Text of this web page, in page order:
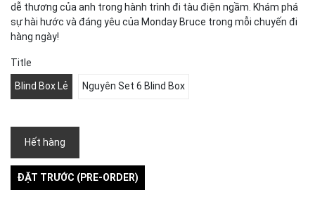
dễ thương của anh trong hành trình đi tàu điện ngầm. Khám phá
sự hài hước và đáng yêu của Monday Bruce trong mỗi chuyến đi
hàng ngày!
Title
Blind Box Lẻ Nguyên Set 6 Blind Box
Hết hàng
ĐẶT TRƯỚC (PRE-ORDER)